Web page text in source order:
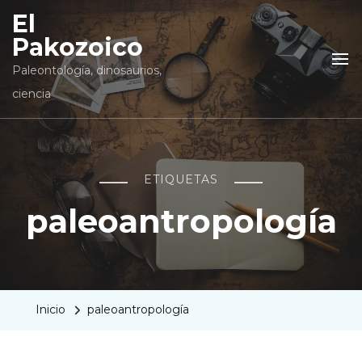
El
Pakozoico
Paleontología, dinosaurios,
ciencia
ETIQUETAS
paleoantropología
Inicio paleoantropología